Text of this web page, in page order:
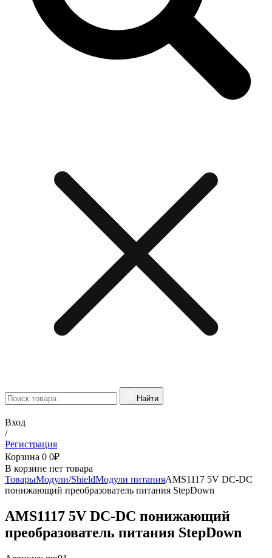
Найти
Вход
/
Регистрация
Корзина 0 0₽
В корзине нет товара
ТоварыМодули/ShieldМодули питанияAMS1117 5V DC-DC
понижающий преобразователь питания StepDown
AMS1117 5V DC-DC понижающий
преобразователь питания StepDown